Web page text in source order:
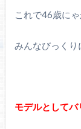
これで46歳にゃ
みんなびっくり
モデルとしてバ